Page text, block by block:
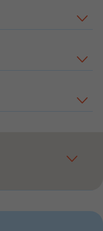
klik om te
klik om te
om te openen